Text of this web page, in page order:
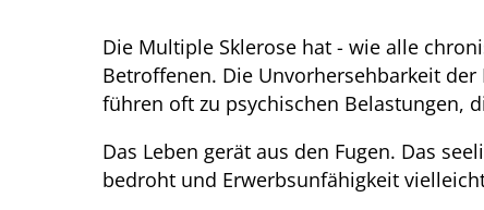
Die Multiple Sklerose hat - wie alle
Betroffenen. Die Unvorhersehbarkeit
führen oft zu psychischen Belastungen,
Das Leben gerät aus den Fugen. Das
bedroht und Erwerbsunfähigkeit